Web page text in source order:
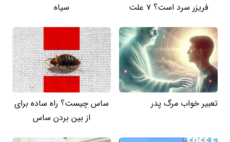
فریزر سرد است؟ 7 علت
سیاه
تعبیر خواب مرگ پدر
ساس چیست؟ راه ساده برای
از بین بردن ساس